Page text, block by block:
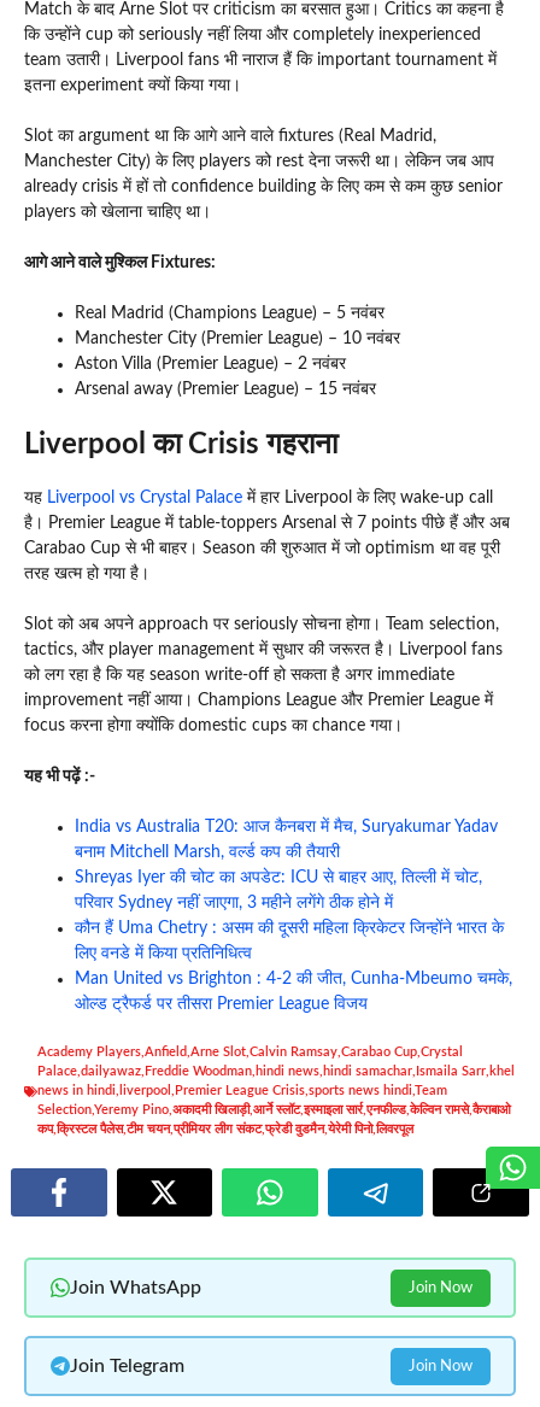
Match के बाद Arne Slot पर criticism का बरसात हुआ। Critics का कहना है
कि उन्होंने cup को seriously नहीं लिया और completely inexperienced
team उतारी। Liverpool fans भी नाराज हैं कि important tournament में
इतना experiment क्यों किया गया।
Slot का argument था कि आगे आने वाले fixtures (Real Madrid,
Manchester City) के लिए players को rest देना जरूरी था। लेकिन जब आप
already crisis में हों तो confidence building के लिए कम से कम कुछ senior
players को खेलाना चाहिए था।
आगे आने वाले मुश्किल Fixtures:
Real Madrid (Champions League) – 5 नवंबर
Manchester City (Premier League) – 10 नवंबर
Aston Villa (Premier League) – 2 नवंबर
Arsenal away (Premier League) – 15 नवंबर
Liverpool का Crisis गहराना
यह Liverpool vs Crystal Palace में हार Liverpool के लिए wake-up call
है। Premier League में table-toppers Arsenal से 7 points पीछे हैं और अब
Carabao Cup से भी बाहर। Season की शुरुआत में जो optimism था वह पूरी
तरह खत्म हो गया है।
Slot को अब अपने approach पर seriously सोचना होगा। Team selection,
tactics, और player management में सुधार की जरूरत है। Liverpool fans
को लग रहा है कि यह season write-off हो सकता है अगर immediate
improvement नहीं आया। Champions League और Premier League में
focus करना होगा क्योंकि domestic cups का chance गया।
यह भी पढ़ें :-
India vs Australia T20: आज कैनबरा में मैच, Suryakumar Yadav
बनाम Mitchell Marsh, वर्ल्ड कप की तैयारी
Shreyas Iyer की चोट का अपडेट: ICU से बाहर आए, तिल्ली में चोट,
परिवार Sydney नहीं जाएगा, 3 महीने लगेंगे ठीक होने में
कौन हैं Uma Chetry : असम की दूसरी महिला क्रिकेटर जिन्होंने भारत के
लिए वनडे में किया प्रतिनिधित्व
Man United vs Brighton : 4-2 की जीत, Cunha-Mbeumo चमके,
ओल्ड ट्रैफर्ड पर तीसरा Premier League विजय
Academy Players Anfield Arne Slot Calvin Ramsay Carabao Cup Crystal
Palace dailyawaz Freddie Woodman hindi news hindi samachar Ismaila Sarr khel
news in hindi
liverpool Premier League Crisis sports news hindi Team
SelectionYeremy Pino अकादमी खिलाड़ी,आर्ने स्लॉट,इस्माइला सार्र,एनफील्ड,केल्विन रामसे,कैराबाओ
कप,क्रिस्टल पैलेस,टीम चयन,प्रीमियर लीग संकट,फ्रेडी वुडमैन,येरेमी पिनो,लिवरपूल
Join WhatsApp Join Now
Join Telegram Join Now